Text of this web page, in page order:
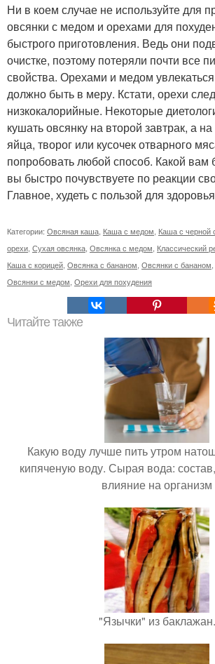
Ни в коем случае не используйте для
овсянки с медом и орехами для
быстрого приготовления. Ведь они
очистке, поэтому потеряли почти все
свойства. Орехами и медом увлекаться
должно быть в меру. Кстати, орехи
низкокалорийные. Некоторые
кушать овсянку на второй завтрак, а
яйца, творог или кусочек отварного
попробовать любой способ. Какой вам
вы быстро почувствуете по реакции
Главное, худеть с пользой для
Категории: Овсяная каша Каша с медом Каша с черной
орехи Сухая овсянка Овсянка с медом Классический
Каша с корицей Овсянка с бананом Овсянки с бананом
Овсянки с медом Орехи для похудения
Читайте также
Какую воду лучше пить утром
кипяченую воду. Сырая вода:
влияние на организм
"Язычки" из баклажан.